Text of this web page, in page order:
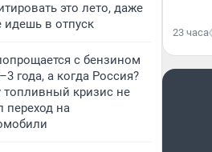
это лето, даже
идешь в отпуск
с бензином
года, а когда Россия?
топливный кризис не
переход на
23 часа